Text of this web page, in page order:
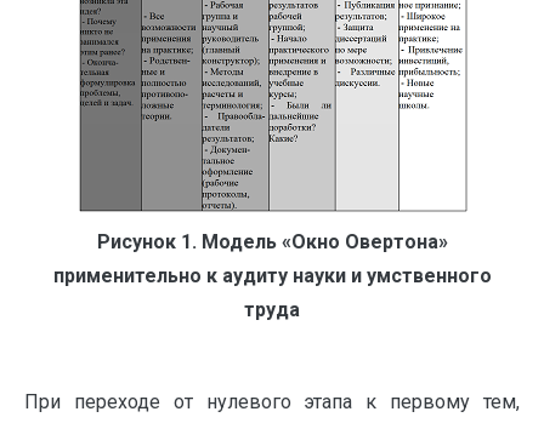
Рисунок 1. Модель «Окно Овертона»
применительно к аудиту науки и умственного
труда
При переходе от нулевого этапа к первому тем,